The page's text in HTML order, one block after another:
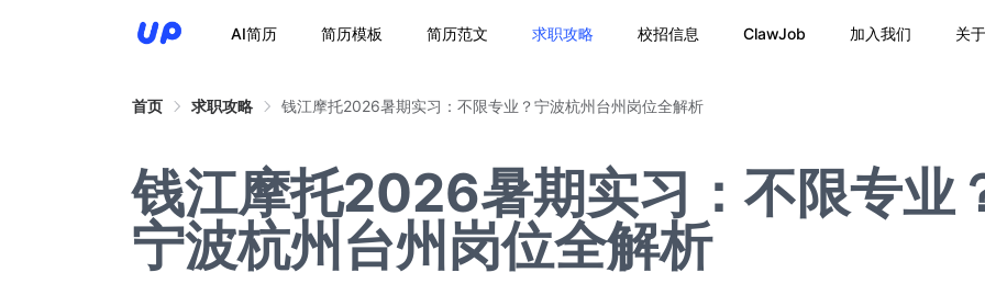
AI简历 简历模板 简历范文 求职攻略 校招信息 ClawJob 加入我们 关
首页 求职攻略 钱江摩托2026暑期实习：不限专业？宁波杭州台州岗位全解析
钱江摩托2026暑期实习：不限专业
宁波杭州台州岗位全解析